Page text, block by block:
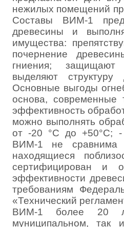
нежилых помещений
Составы ВИМ-1
древесины и
имущества:
почернение
гниения; защищают
выделяют
Основные выгоды
основа, современные
эффективность
можно выполнять
от -20 °С до +50°С; -
ВИМ-1 не сравнима
находящиеся
сертифицирован и
эффективности
требованиям
«Технический
ВИМ-1 более 20
муниципальном, так